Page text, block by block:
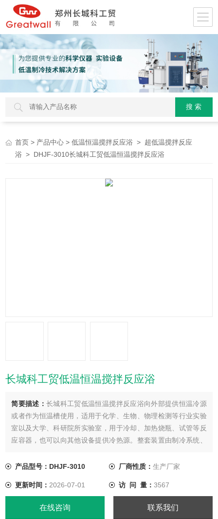
首页 > 产品中心 >低温恒温搅拌反应浴 > 超低温搅拌反应
浴 > DHJF-3010长城科工贸低温恒温搅拌反应浴
长城科工贸低温恒温搅拌反应浴
简要描述： 长城科工贸低温恒温搅拌反应浴向外部提供恒温冷源
或者作为恒温槽使用，适用于化学、生物、物理检测等行业实验
室以及大学、科研院所实验室，用于冷却、加热烧瓶、试管等反
应容器，也可以向其他设备提供冷热源。整套装置由制冷系统、
产品型号：DHJF-3010
厂商性质： 生产厂家
更新时间： 2026-07-01 访 问 量： 3567
在线咨询 联系我们